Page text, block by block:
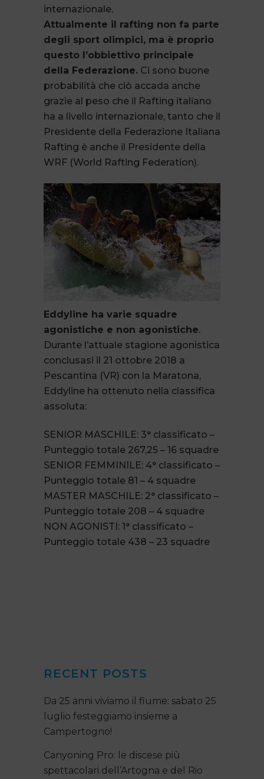
internazionale.
Attualmente il rafting non fa parte
degli sport olimpici, ma è proprio
questo l’obbiettivo principale
della Federazione. Ci sono buone
probabilità che ciò accada anche
grazie al peso che il Rafting italiano
ha a livello internazionale, tanto che il
Presidente della Federazione Italiana
Rafting è anche il Presidente della
WRF (World Rafting Federation).
Eddyline ha varie squadre
agonistiche e non agonistiche.
Durante l’attuale stagione agonistica
conclusasi il 21 ottobre 2018 a
Pescantina (VR) con la Maratona,
Eddyline ha ottenuto nella classifica
assoluta:
SENIOR MASCHILE: 3° classificato –
Punteggio totale 267,25 – 16 squadre
SENIOR FEMMINILE: 4° classificato –
Punteggio totale 81 – 4 squadre
MASTER MASCHILE: 2° classificato –
Punteggio totale 208 – 4 squadre
NON AGONISTI: 1° classificato –
Punteggio totale 438 – 23 squadre
RECENT POSTS
Da 25 anni viviamo il fiume: sabato 25
luglio festeggiamo insieme a
Campertogno!
Canyoning Pro: le discese più
spettacolari dell’Artogna e del Rio